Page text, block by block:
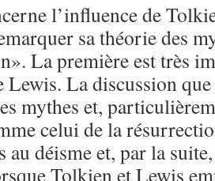
l’influence de
sa théorie des
La première est très
Lewis. La discussion
mythes et,
celui de la
déisme et, par la
Tolkien et Lewis